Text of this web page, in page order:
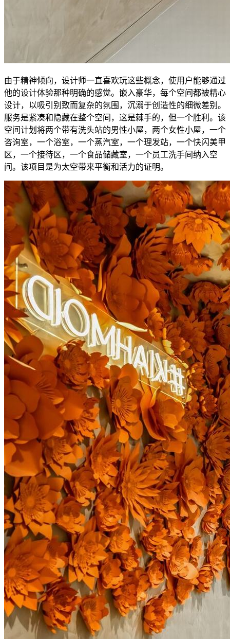
由于精神倾向，设计师一直喜欢玩这些概念，使用户能够通过
他的设计体验那种明确的感觉。嵌入豪华，每个空间都被精心
设计，以吸引别致而复杂的氛围，沉溺于创造性的细微差别。
服务是紧凑和隐藏在整个空间，这是棘手的，但一个胜利。该
空间计划将两个带有洗头站的男性小屋，两个女性小屋，一个
咨询室，一个浴室，一个蒸汽室，一个理发站，一个快闪美甲
区，一个接待区，一个食品储藏室，一个员工洗手间纳入空
间。该项目是为太空带来平衡和活力的证明。